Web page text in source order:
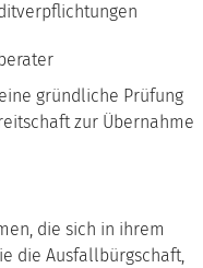
gründliche Prüfung
zur Übernahme
die sich in ihrem
die Ausfallbürgschaft,